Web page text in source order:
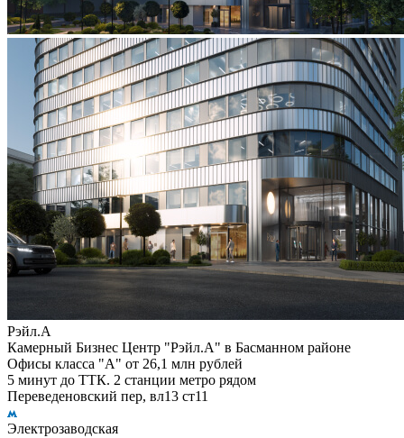
Рэйл.А
Камерный Бизнес Центр "Рэйл.А" в Басманном районе
Офисы класса "А" от 26,1 млн рублей
5 минут до ТТК. 2 станции метро рядом
Переведеновский пер, вл13 ст11
Электрозаводская